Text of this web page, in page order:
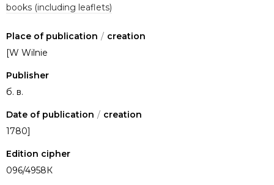
books (including leaflets)
Place of publication / creation
[W Wilnie
Publisher
б. в.
Date of publication / creation
1780]
Edition cipher
096/4958К